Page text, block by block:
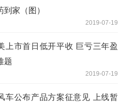
到家（图）
2019-07-19
上市首日低开平收 巨亏三年盈
题
2019-07-19
车公布产品方案征意见 上线暂